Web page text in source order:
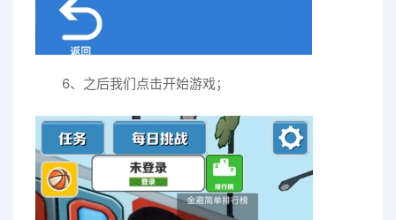
6、之后我们点击开始游戏；